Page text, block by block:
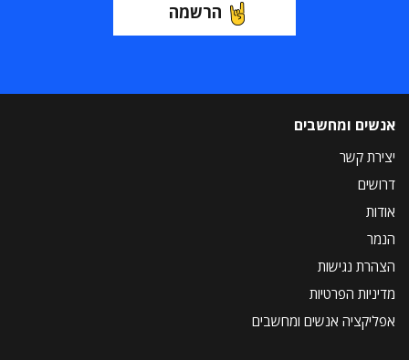
הרשמה
אנשים ומחשבים
יצירת קשר
דרושים
אודות
הנמר
הצהרת נגישות
מדיניות הפרטיות
אפליקציה אנשים ומחשבים